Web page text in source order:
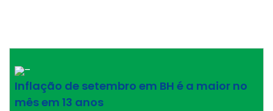
–
Inflação de setembro em BH é a maior no
mês em 13 anos